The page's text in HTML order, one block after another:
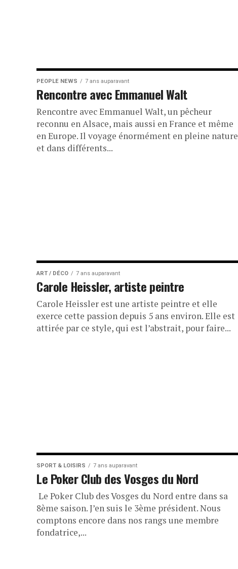
PEOPLE NEWS 7 ans auparavant
Rencontre avec Emmanuel Walt
Rencontre avec Emmanuel Walt, un pêcheur
reconnu en Alsace, mais aussi en France et même
en Europe. Il voyage énormément en pleine nature
et dans différents...
ART / DÉCO 7 ans auparavant
Carole Heissler, artiste peintre
Carole Heissler est une artiste peintre et elle
exerce cette passion depuis 5 ans environ. Elle est
attirée par ce style, qui est l’abstrait, pour faire...
SPORT & LOISIRS 7 ans auparavant
Le Poker Club des Vosges du Nord
Le Poker Club des Vosges du Nord entre dans sa
8ème saison. J’en suis le 3ème président. Nous
comptons encore dans nos rangs une membre
fondatrice,...